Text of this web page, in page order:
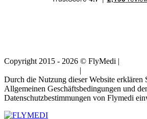
Copyright 2015 - 2026 © FlyMedi |
|
Durch die Nutzung dieser Website erklären
Allgemeinen Geschäftsbedingungen und
Datenschutzbestimmungen von Flymedi